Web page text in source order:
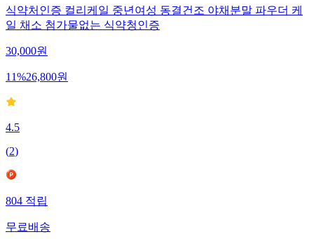
식약처인증 컬리케일 중년여성 동결건조 야채분말 파우더 케
일 채소 첨가물없는 식약청인증
30,000원
11%26,800원
4.5
(2)
804 적립
무료배송